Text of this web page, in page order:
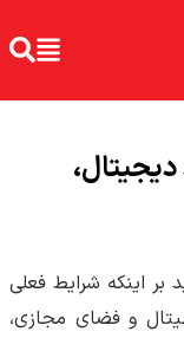
اینکه شرایط فعلی
و فضای مجازی،